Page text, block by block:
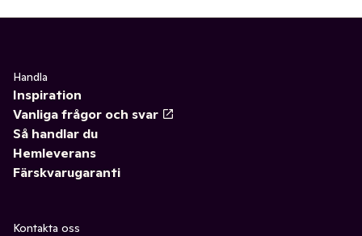
Handla
Inspiration
Vanliga frågor och svar
Så handlar du
Hemleverans
Färskvarugaranti
Kontakta oss